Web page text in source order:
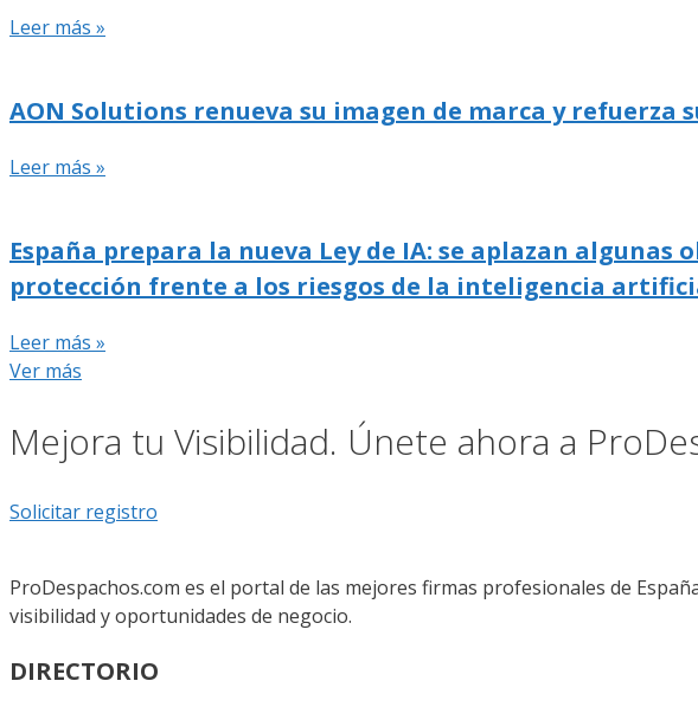
Leer más »
AON Solutions renueva su imagen de marca y
Leer más »
España prepara la nueva Ley de IA: se aplazan
protección frente a los riesgos de la inteligencia
Leer más »
Ver más
Mejora tu Visibilidad. Únete ahora a
Solicitar registro
ProDespachos.com es el portal de las mejores firmas profesionales de
visibilidad y oportunidades de negocio.
DIRECTORIO